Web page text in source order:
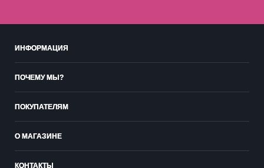
ИНФОРМАЦИЯ
ПОЧЕМУ МЫ?
ПОКУПАТЕЛЯМ
О МАГАЗИНЕ
КОНТАКТЫ